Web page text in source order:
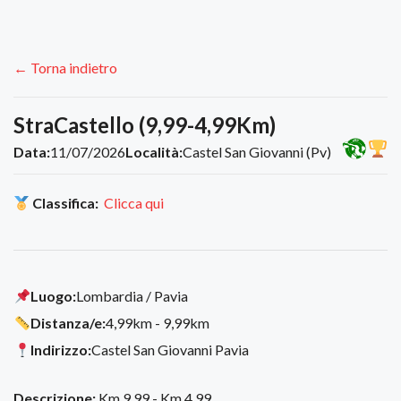
← Torna indietro
StraCastello (9,99-4,99Km)
Data:11/07/2026Località:Castel San Giovanni (Pv)
Classifica: Clicca qui
Luogo:Lombardia / Pavia
Distanza/e:4,99km - 9,99km
Indirizzo:Castel San Giovanni Pavia